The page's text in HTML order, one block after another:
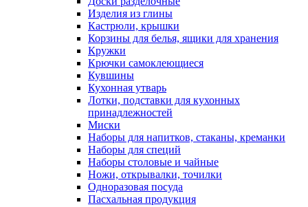
Изделия из глины
Кастрюли, крышки
Корзины для белья, ящики для хранения
Кружки
Крючки самоклеющиеся
Кувшины
Кухонная утварь
Лотки, подставки для кухонных
принадлежностей
Миски
Наборы для напитков, стаканы, креманки
Наборы для специй
Наборы столовые и чайные
Ножи, открывалки, точилки
Одноразовая посуда
Пасхальная продукция